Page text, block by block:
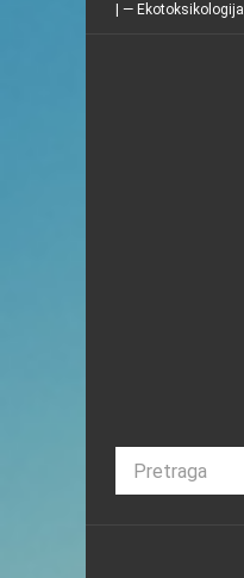
| — Ekotoksikologija